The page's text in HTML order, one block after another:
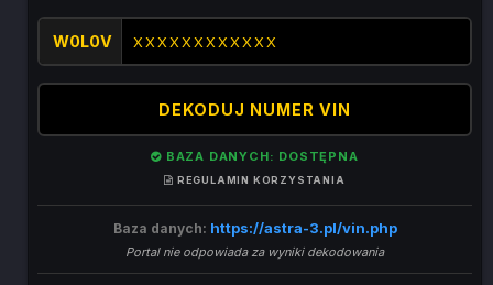
W0L0V
DEKODUJ NUMER VIN
BAZA DANYCH: DOSTĘPNA
REGULAMIN KORZYSTANIA
Baza danych: https://astra-3.pl/vin.php
Portal nie odpowiada za wyniki dekodowania